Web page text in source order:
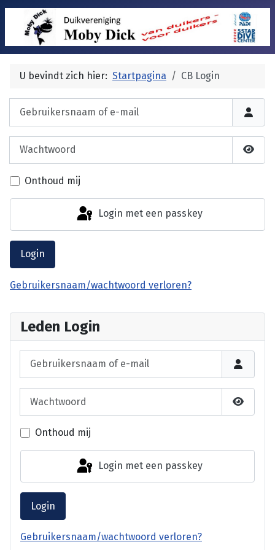
U bevindt zich hier: Startpagina CB Login
Gebruikersnaam of e-mail
Wachtwoord
Laat
Onthoud mij
Login met een passkey
Login
Gebruikersnaam/wachtwoord verloren?
Leden Login
Gebruikersnaam of e-mail
Wachtwoord
Laat
Onthoud mij
Login met een passkey
Login
Gebruikersnaam/wachtwoord verloren?